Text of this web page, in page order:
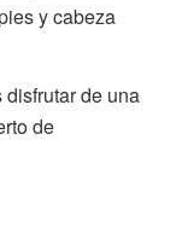
y cabeza
de una
de